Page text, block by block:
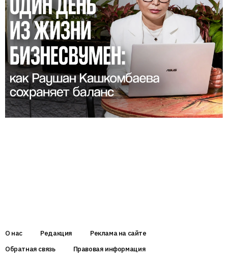
О нас Редакция
Реклама на сайте
Обратная связь
Правовая информация